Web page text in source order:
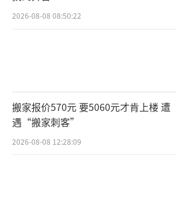
2026-08-08 08:50:22
搬家报价570元 要5060元才肯上楼 遭
遇“搬家刺客”
2026-08-08 12:28:09